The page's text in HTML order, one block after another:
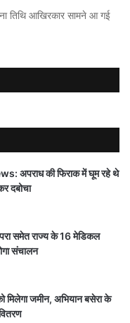
तिथि आखिरकार सामने आ गई
अपराध की फिराक में घूम रहे थे
दबोचा
समेत राज्य के 16 मेडिकल
संचालन
मिलेगा जमीन, अभियान बसेरा के